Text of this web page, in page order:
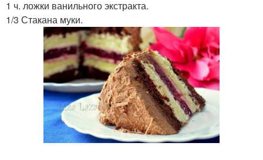
1 ч. ложки ванильного экстракта.
1/3 Стакана муки.